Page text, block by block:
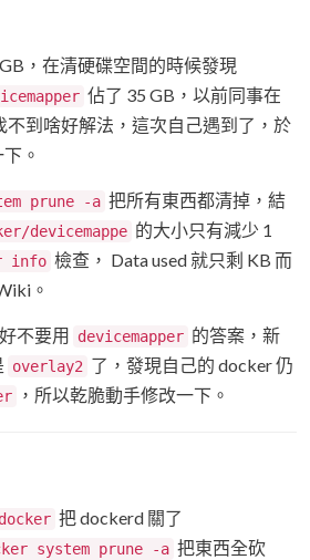
，在清硬碟空間的時候發現
佔了 35 GB，以前同事在
不到啥好解法，這次自己遇到了，於
。
prune -a 把所有東西都清掉，結
devicemappe 的大小只有減少 1
info 檢查， Data used 就只剩 KB 而
。
不要用 devicemapper 的答案，新
overlay2 了，發現自己的 docker 仍
，所以乾脆動手修改一下。
把 dockerd 關了
system prune -a 把東西全砍